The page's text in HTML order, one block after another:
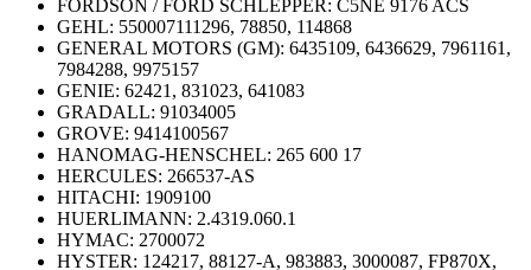
FORDSON / FORD SCHLEPPER: C5NE 9176 ACS
GEHL: 550007111296, 78850, 114868
GENERAL MOTORS (GM): 6435109, 6436629, 7961161,
7984288, 9975157
GENIE: 62421, 831023, 641083
GRADALL: 91034005
GROVE: 9414100567
HANOMAG-HENSCHEL: 265 600 17
HERCULES: 266537-AS
HITACHI: 1909100
HUERLIMANN: 2.4319.060.1
HYMAC: 2700072
HYSTER: 124217, 88127-A, 983883, 3000087, FP870X,